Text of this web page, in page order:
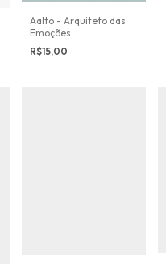
Aalto - Arquiteto das
Emoções
R$15,00